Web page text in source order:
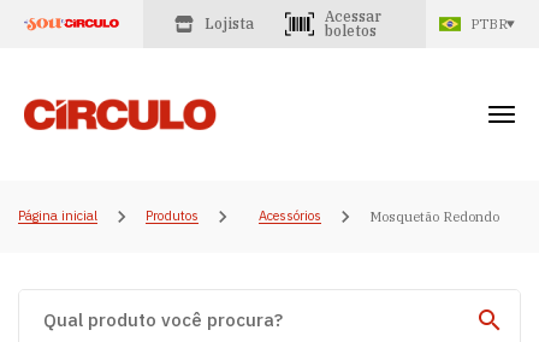
Lojista
Acessar
boletos
PTBR
Página inicial Produtos Acessórios Mosquetão Redondo